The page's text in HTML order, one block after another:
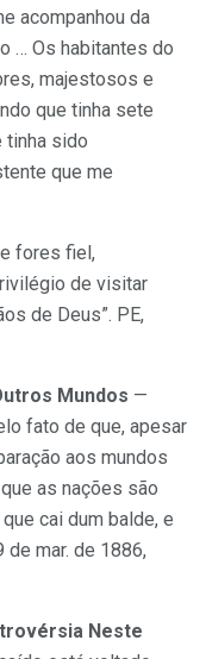
acompanhou da
… Os habitantes do
majestosos e
que tinha sete
tinha sido
que me
fores fiel,
de visitar
de Deus”. PE,
Mundos —
fato de que, apesar
aos mundos
as nações são
cai dum balde, e
de mar. de 1886,
Neste